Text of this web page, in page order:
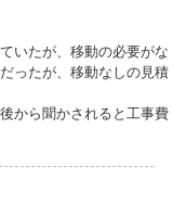
いたが、移動の必要がな
ったが、移動なしの見積
から聞かされると工事費